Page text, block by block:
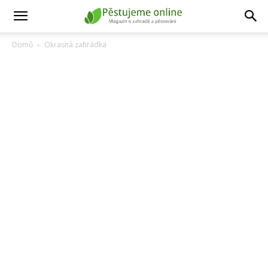
Domů Okrasná zahrádka